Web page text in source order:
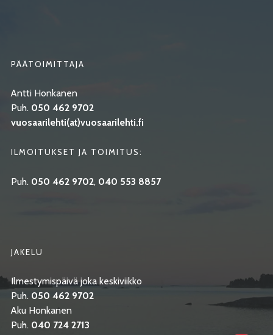
PÄÄTOIMITTAJA
Antti Honkanen
Puh. 050 462 9702
vuosaarilehti(at)vuosaarilehti.fi
ILMOITUKSET JA TOIMITUS:
Puh. 050 462 9702, 040 553 8857
JAKELU
Ilmestymispäivä joka keskiviikko
Puh. 050 462 9702
Aku Honkanen
Puh. 040 724 2713